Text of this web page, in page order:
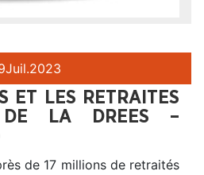
Juil.2023
ET LES RETRAITES
DE LA DREES –
de 17 millions de retraités